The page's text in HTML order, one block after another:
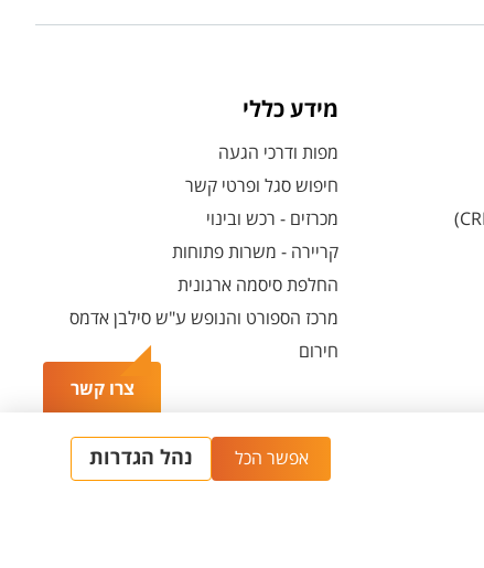
צרו קשר
מידע כללי
מפות ודרכי הגעה
חיפוש סגל ופרטי קשר
מכרזים - רכש ובינוי
קריירה - משרות פתוחות
החלפת סיסמה ארגונית
מרכז הספורט והנופש ע"ש סילבן אדמס
חירום